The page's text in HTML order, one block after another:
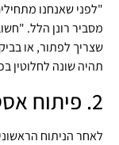
"לפני שאנחנו
מסביר רונן הלל.
שצריך לפתור, או
תהיה שונה לחלוטין
2. פיתוח אסטרטגיית תגובה
לאחר הניתוח